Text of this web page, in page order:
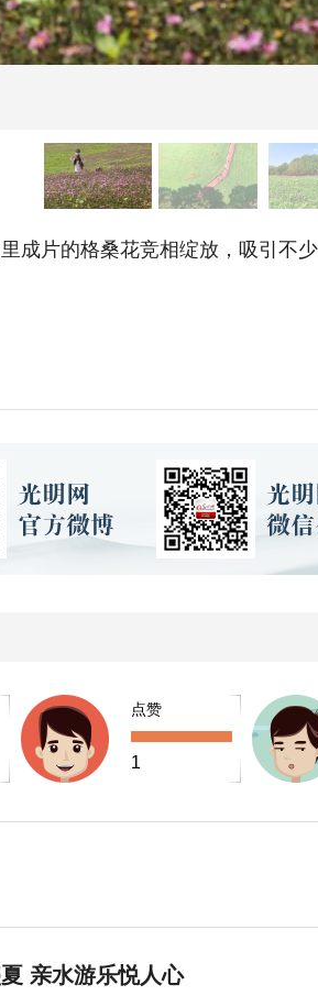
片的格桑花竞相绽放，吸引不
点赞
1
亲水游乐悦人心